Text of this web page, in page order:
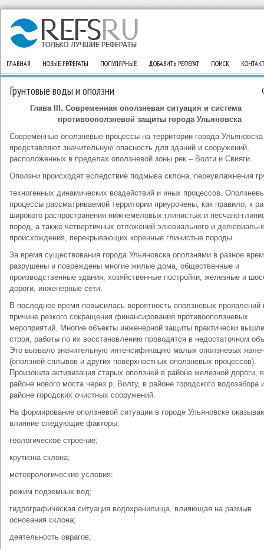
ГЛАВНАЯ НОВЫЕ РЕФЕРАТЫ ПОПУЛЯРНЫЕ ДОБАВИТЬ РЕФЕРАТ ПОИСК
Грунтовые воды и оползни
Глава
. Современная оползневая ситуация и система
противооползневой защиты города Ульяновска
Современные оползневые процессы на территории города Ульяновска
представляют значительную опасность для зданий и сооружений,
расположенных в пределах оползневой зоны рек – Волги и Свияги.
Оползни происходят вследствие подмыва склона, переувлажнения
техногенных динамических воздействий и иных процессов.
процессы рассматриваемой территории приурочены, как правило, к
широкого распространения нижнемеловых глинистых и песчано-
пород, а также четвертичных отложений элювиального и
происхождения, перекрывающих коренные глинистые породы.
За время существования города Ульяновска оползнями в разное
разрушены и повреждены многие жилые дома, общественные и
производственные здания, хозяйственные постройки, железные и
дороги, инженерные сети.
В последнее время повысилась вероятность оползневых проявлений
причине резкого сокращения финансирования противооползневых
мероприятий. Многие объекты инженерной защиты практически
строя, работы по их восстановлению проводятся в недостаточном
Это вызвало значительную интенсификацию малых оползневых
(оползней-сплывов и других поверхностных оползневых процессов).
Произошла активизация старых оползней в районе железной дороги, в
районе нового моста через р. Волгу, в районе городского водозабора
районе городских очистных сооружений.
На формирование оползневой ситуации в городе Ульяновске
влияние следующие факторы:
геологическое строение;
крутизна склона;
метеорологические условия;
режим подземных вод;
гидрографическая ситуация водохранилища, влияющая на размыв
основания склона;
деятельность оврагов;